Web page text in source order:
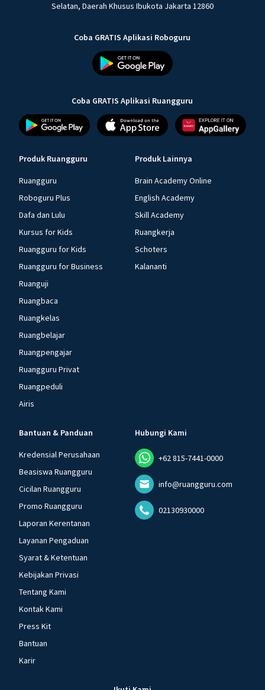
Selatan, Daerah Khusus Ibukota Jakarta 12860
Coba GRATIS Aplikasi Roboguru
Coba GRATIS Aplikasi Ruangguru
Produk Ruangguru
Ruangguru
Roboguru Plus
Dafa dan Lulu
Kursus for Kids
Ruangguru for Kids
Ruangguru for Business
Ruanguji
Ruangbaca
Ruangkelas
Ruangbelajar
Ruangpengajar
Ruangguru Privat
Ruangpeduli
Airis
Produk Lainnya
Brain Academy Online
English Academy
Skill Academy
Ruangkerja
Schoters
Kalananti
Bantuan & Panduan
Kredensial Perusahaan
Beasiswa Ruangguru
Cicilan Ruangguru
Promo Ruangguru
Laporan Kerentanan
Layanan Pengaduan
Syarat & Ketentuan
Kebijakan Privasi
Tentang Kami
Kontak Kami
Press Kit
Bantuan
Karir
Hubungi Kami
+62 815-7441-0000
info@ruangguru.com
02130930000